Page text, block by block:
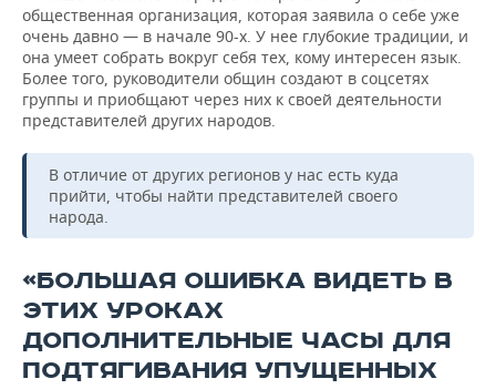
общественная организация, которая заявила о себе уже
очень давно — в начале 90-х. У нее глубокие традиции, и
она умеет собрать вокруг себя тех, кому интересен язык.
Более того, руководители общин создают в соцсетях
группы и приобщают через них к своей деятельности
представителей других народов.
В отличие от других регионов у нас есть куда
прийти, чтобы найти представителей своего
народа.
«БОЛЬШАЯ ОШИБКА ВИДЕТЬ В
ЭТИХ УРОКАХ
ДОПОЛНИТЕЛЬНЫЕ ЧАСЫ ДЛЯ
ПОДТЯГИВАНИЯ УПУЩЕННЫХ